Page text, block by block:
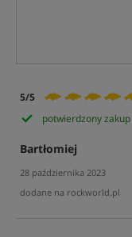
5/5
potwierdzony zakup
Bartłomiej
28 października 2023
dodane na rockworld.pl